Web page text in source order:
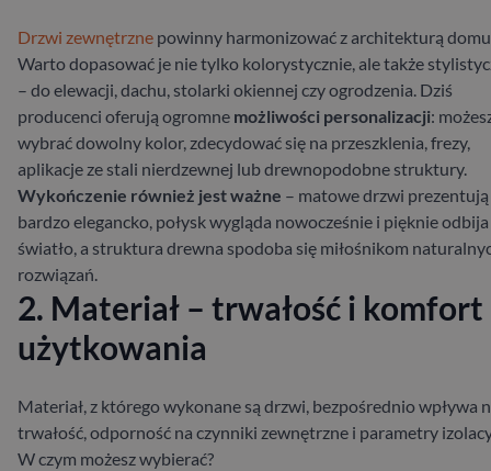
Drzwi zewnętrzne powinny harmonizować z architekturą
Warto dopasować je nie tylko kolorystycznie, ale także
– do elewacji, dachu, stolarki okiennej czy ogrodzenia. Dziś
producenci oferują ogromne możliwości personalizacji:
wybrać dowolny kolor, zdecydować się na przeszklenia, frezy,
aplikacje ze stali nierdzewnej lub drewnopodobne struktury.
Wykończenie również jest ważne – matowe drzwi prezentują
bardzo elegancko, połysk wygląda nowocześnie i pięknie odbija
światło, a struktura drewna spodoba się miłośnikom
rozwiązań.
2. Materiał – trwałość i komfort
użytkowania
Materiał, z którego wykonane są drzwi, bezpośrednio wpływa
trwałość, odporność na czynniki zewnętrzne i parametry
W czym możesz wybierać?